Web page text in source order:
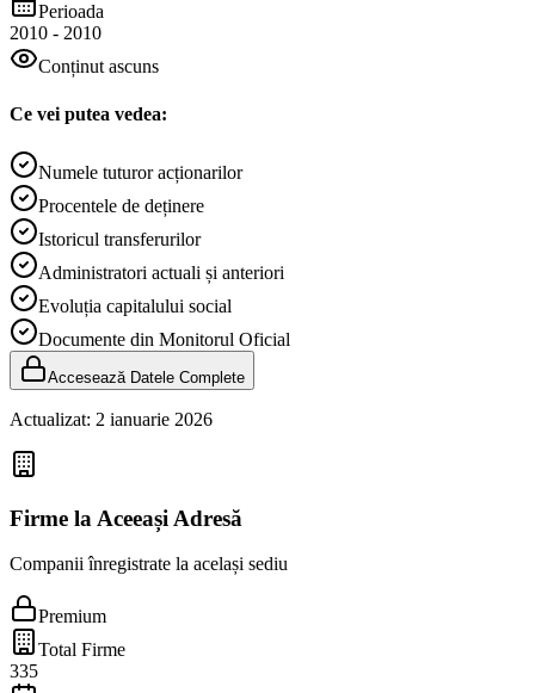
Perioada
2010 - 2010
Conținut ascuns
Ce vei putea vedea:
Numele tuturor acționarilor
Procentele de deținere
Istoricul transferurilor
Administratori actuali și anteriori
Evoluția capitalului social
Documente din Monitorul Oficial
Accesează Datele Complete
Actualizat: 2 ianuarie 2026
Firme la Aceeași Adresă
Companii înregistrate la același sediu
Premium
Total Firme
335